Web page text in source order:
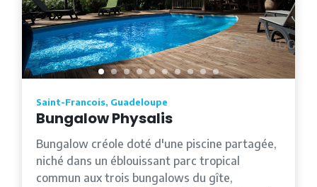
Saint-Francois, Guadeloupe
Bungalow Physalis
Bungalow créole doté d'une piscine partagée,
niché dans un éblouissant parc tropical
commun aux trois bungalows du gîte,